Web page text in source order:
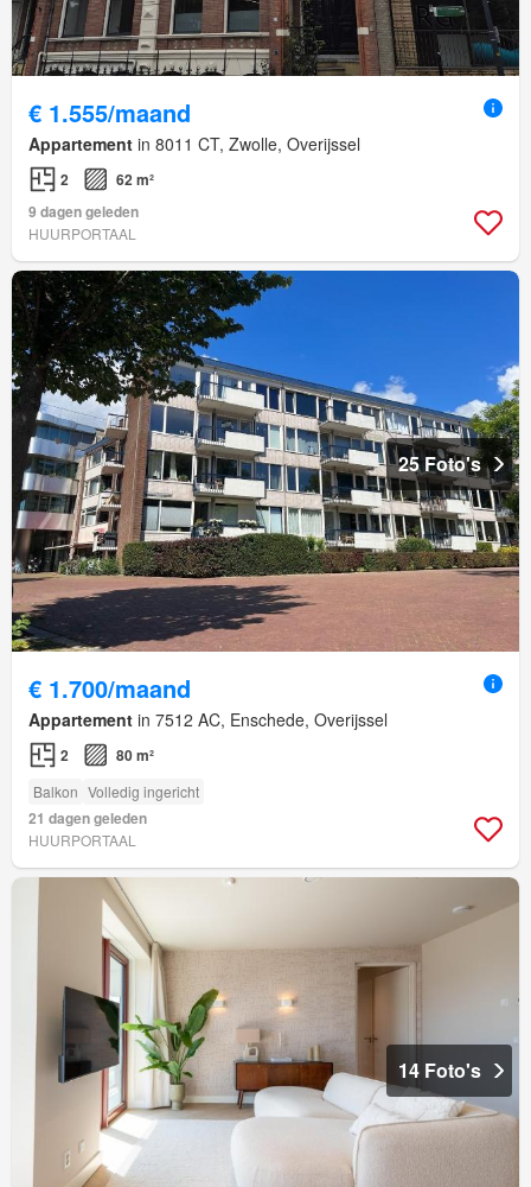
€ 1.555/maand
Appartement in 8011 CT, Zwolle, Overijssel
2
62 m²
9 dagen geleden
HUURPORTAAL
25 Foto's
€ 1.700/maand
Appartement in 7512 AC, Enschede, Overijssel
2 80 m²
Balkon Volledig ingericht
21 dagen geleden
HUURPORTAAL
14 Foto's